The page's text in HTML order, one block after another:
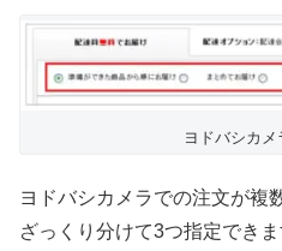
ヨドバシカメ
ヨドバシカメラでの注文が複
ざっくり分けて3つ指定できま